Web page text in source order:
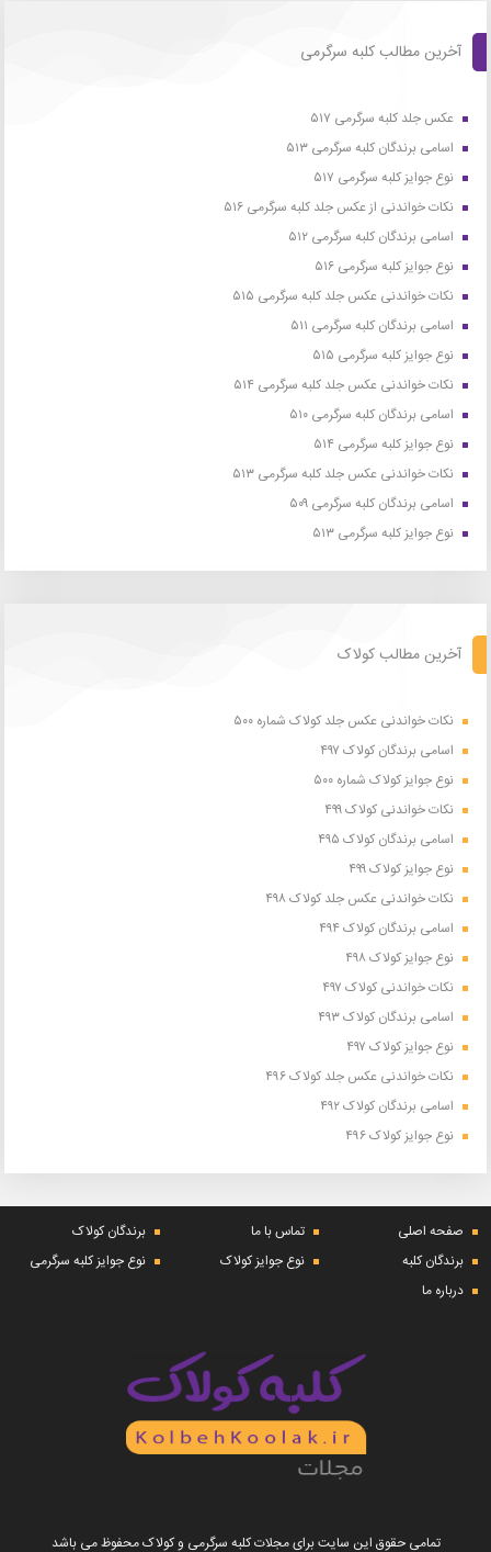
آخرین مطالب کلبه سرگرمی
عکس جلد کلبه سرگرمی ۵۱۷
اسامی برندگان کلبه سرگرمی ۵۱۳
نوع جوایز کلبه سرگرمی ۵۱۷
نکات خواندنی از عکس جلد کلبه سرگرمی ۵۱۶
اسامی برندگان کلبه سرگرمی ۵۱۲
نوع جوایز کلبه سرگرمی ۵۱۶
نکات خواندنی عکس جلد کلبه سرگرمی ۵۱۵
اسامی برندگان کلبه سرگرمی ۵۱۱
نوع جوایز کلبه سرگرمی ۵۱۵
نکات خواندنی عکس جلد کلبه سرگرمی ۵۱۴
اسامی برندگان کلبه سرگرمی ۵۱۰
نوع جوایز کلبه سرگرمی ۵۱۴
نکات خواندنی عکس جلد کلبه سرگرمی ۵۱۳
اسامی برندگان کلبه سرگرمی ۵۰۹
نوع جوایز کلبه سرگرمی ۵۱۳
آخرین مطالب کولاک
نکات خواندنی عکس جلد کولاک شماره ۵۰۰
اسامی برندگان کولاک ۴۹۷
نوع جوایز کولاک شماره ۵۰۰
نکات خواندنی کولاک ۴۹۹
اسامی برندگان کولاک ۴۹۵
نوع جوایز کولاک ۴۹۹
نکات خواندنی عکس جلد کولاک ۴۹۸
اسامی برندگان کولاک ۴۹۴
نوع جوایز کولاک ۴۹۸
نکات خواندنی کولاک ۴۹۷
اسامی برندگان کولاک ۴۹۳
نوع جوایز کولاک ۴۹۷
نکات خواندنی عکس جلد کولاک ۴۹۶
اسامی برندگان کولاک ۴۹۲
نوع جوایز کولاک ۴۹۶
صفحه اصلی تماس با ما
برندگان کولاک
برندگان کلبه
نوع جوایز کولاک
نوع جوایز کلبه سرگرمی
درباره ما
تمامی حقوق این سایت برای مجلات کلبه سرگرمی و کولاک محفوظ می باشد